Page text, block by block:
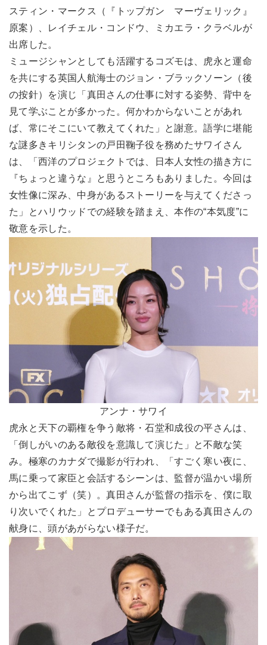
スティン・マークス（『トップガン マーヴェリック』
原案）、レイチェル・コンドウ、ミカエラ・クラベルが
出席した。
ミュージシャンとしても活躍するコズモは、虎永と運命
を共にする英国人航海士のジョン・ブラックソーン（後
の按針）を演じ「真田さんの仕事に対する姿勢、背中を
見て学ぶことが多かった。何かわからないことがあれ
ば、常にそこにいて教えてくれた」と謝意。語学に堪能
な謎多きキリシタンの戸田鞠子役を務めたサワイさん
は、「西洋のプロジェクトでは、日本人女性の描き方に
『ちょっと違うな』と思うところもありました。今回は
女性像に深み、中身があるストーリーを与えてくださっ
た」とハリウッドでの経験を踏まえ、本作の“本気度”に
敬意を示した。
アンナ・サワイ
虎永と天下の覇権を争う敵将・石堂和成役の平さんは、
「倒しがいのある敵役を意識して演じた」と不敵な笑
み。極寒のカナダで撮影が行われ、「すごく寒い夜に、
馬に乗って家臣と会話するシーンは、監督が温かい場所
から出てこず（笑）。真田さんが監督の指示を、僕に取
り次いでくれた」とプロデューサーでもある真田さんの
献身に、頭があがらない様子だ。